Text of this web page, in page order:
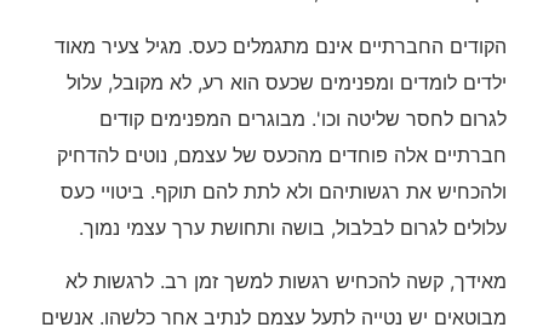
הקודים החברתיים אינם מתגמלים כעס. מגיל צעיר מאוד
ילדים לומדים ומפנימים שכעס הוא רע, לא מקובל, עלול
לגרום לחסר שליטה וכו'. מבוגרים המפנימים קודים
חברתיים אלה פוחדים מהכעס של עצמם, נוטים להדחיק
ולהכחיש את רגשותיהם ולא לתת להם תוקף. ביטויי כעס
עלולים לגרום לבלבול, בושה ותחושת ערך עצמי נמוך.
מאידך, קשה להכחיש רגשות למשך זמן רב. לרגשות לא
מבוטאים יש נטייה לתעל עצמם לנתיב אחר כלשהו. אנשים